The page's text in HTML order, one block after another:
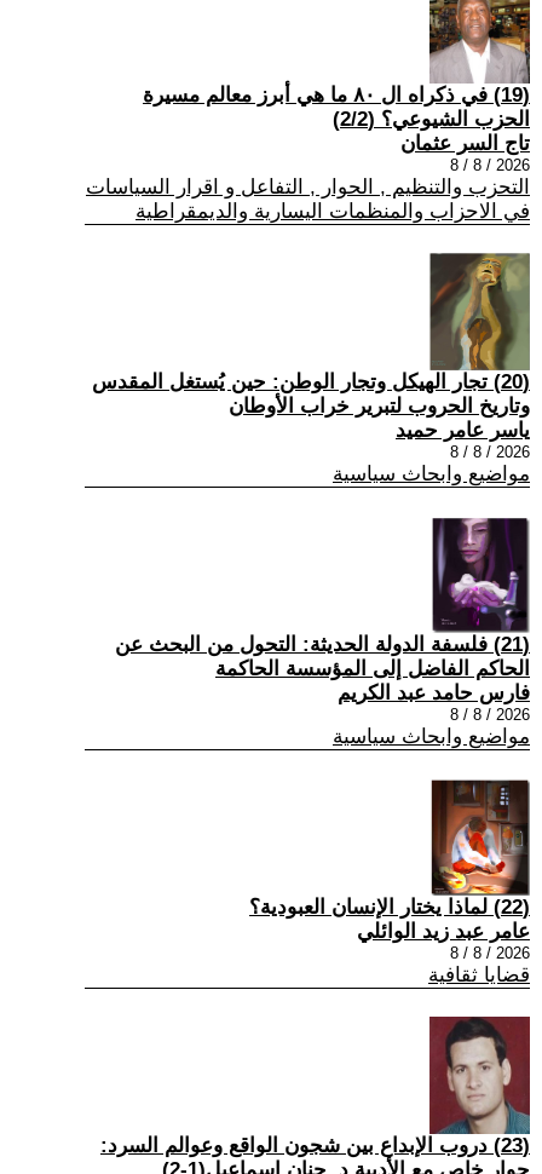
(19) في ذكراه ال ٨٠ ما هي أبرز معالم مسيرة
الحزب الشيوعي؟ (2/2)
تاج السر عثمان
2026 / 8 / 8
التحزب والتنظيم , الحوار , التفاعل و اقرار السياسات
في الاحزاب والمنظمات اليسارية والديمقراطية
(20) تجار الهيكل وتجار الوطن: حين يُستغل المقدس
وتاريخ الحروب لتبرير خراب الأوطان
ياسر عامر حميد
2026 / 8 / 8
مواضيع وابحاث سياسية
(21) فلسفة الدولة الحديثة: التحول من البحث عن
الحاكم الفاضل إلى المؤسسة الحاكمة
فارس حامد عبد الكريم
2026 / 8 / 8
مواضيع وابحاث سياسية
(22) لماذا يختار الإنسان العبودية؟
عامر عبد زيد الوائلي
2026 / 8 / 8
قضايا ثقافية
(23) دروب الإبداع بين شجون الواقع وعوالم السرد: